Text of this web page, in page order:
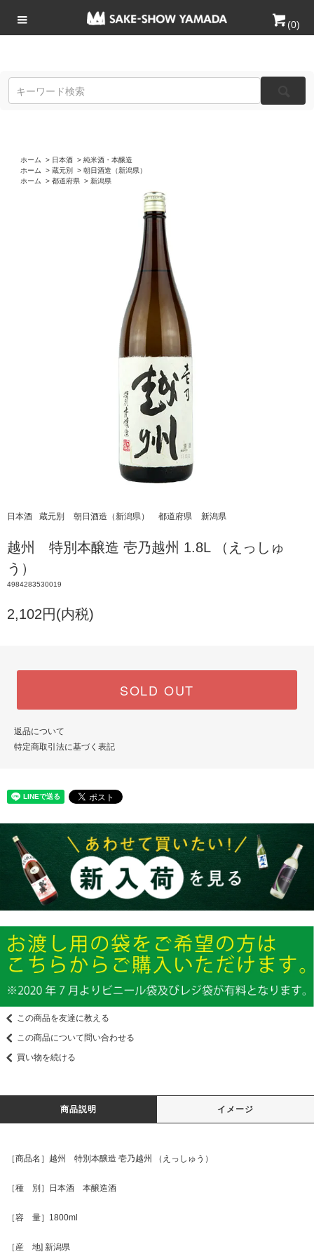
(0)
ホーム > 日本酒 > 純米酒・本醸造
ホーム
> 蔵元別 > 朝日酒造（新潟県）
ホーム
> 都道府県 > 新潟県
日本酒 蔵元別 朝日酒造（新潟県） 都道府県 新潟県
越州 特別本醸造 壱乃越州 1.8L （えっしゅ
う）
4984283530019
2,102円(内税)
SOLD OUT
返品について
特定商取引法に基づく表記
この商品を友達に教える
この商品について問い合わせる
買い物を続ける
商品説明 イメージ
［商品名］越州 特別本醸造 壱乃越州 （えっしゅう）
［種 別］日本酒 本醸造酒
［容 量］1800ml
［産 地] 新潟県